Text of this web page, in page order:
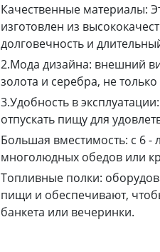
Качественные материалы:
изготовлен из
долговечность и
2.Мода дизайна: внешний
золота и серебра, не
3.Удобность в
отпускать пищу для
Большая вместимость: с 6
многолюдных обедов или
Топливные полки:
пищи и обеспечивают,
банкета или вечеринки.